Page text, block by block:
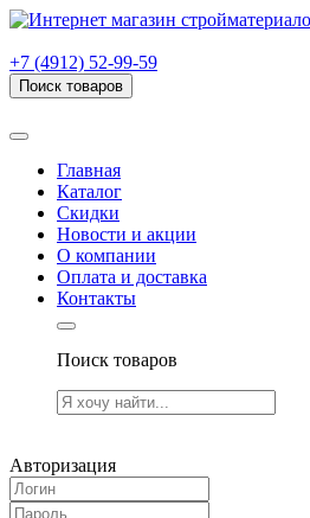
+7 (4912) 52-99-59
Поиск товаров
Главная
Каталог
Скидки
Новости и акции
О компании
Оплата и доставка
Контакты
Поиск товаров
Авторизация